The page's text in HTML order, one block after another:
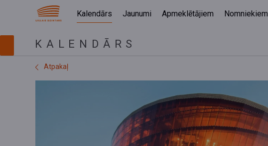
Kalendārs Jaunumi Apmeklētājiem Nomniekiem
KALENDĀRS
Atpakaļ